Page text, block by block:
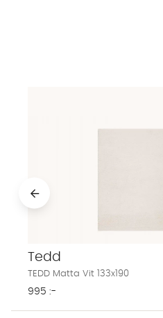
Tedd
TEDD Matta Vit 133x190
995 :-